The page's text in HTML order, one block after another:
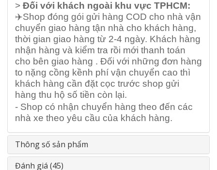
> Đối với khách ngoài khu vực TPHCM:
✈️Shop đóng gói gửi hàng COD cho nhà vận
chuyển giao hàng tận nhà cho khách hàng,
thời gian giao hàng từ 2-4 ngày. Khách hàng
nhận hàng và kiểm tra rồi mới thanh toán
cho bên giao hàng . Đối với những đơn hàng
to nặng cồng kềnh phí vận chuyển cao thì
khách hàng cần đặt cọc trước shop gửi
hàng thu hộ số tiền còn lại.
- Shop có nhận chuyển hàng theo đến các
nhà xe theo yêu cầu của khách hàng.
Thông số sản phẩm
Đánh giá (45)